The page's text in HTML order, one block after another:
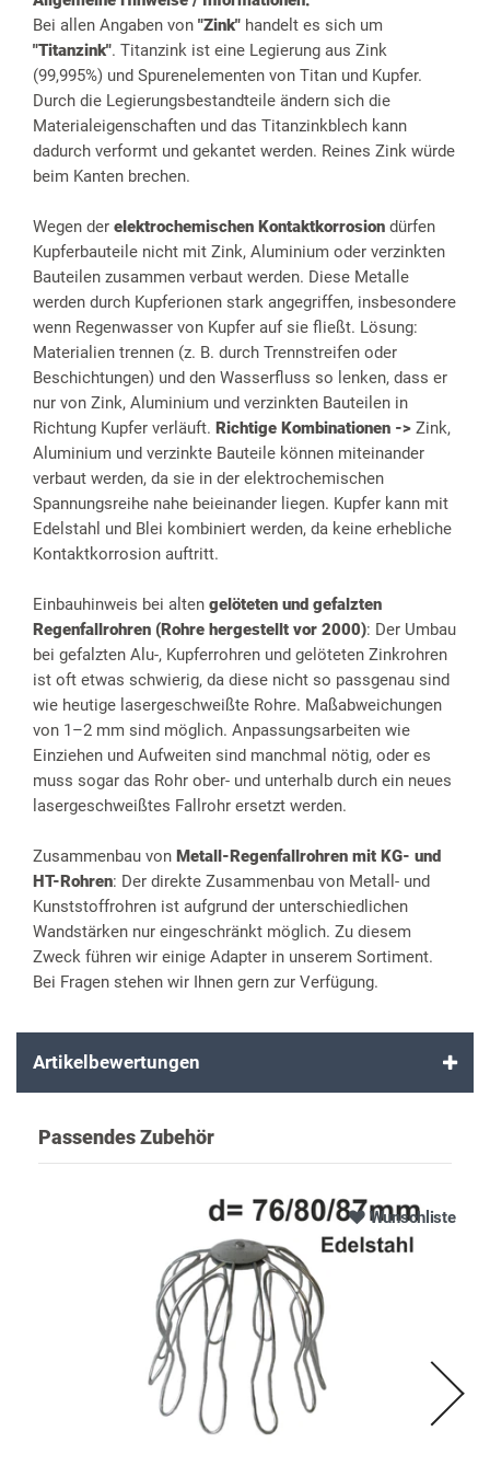
Bei allen Angaben von "Zink" handelt es sich um
"Titanzink". Titanzink ist eine Legierung aus Zink
(99,995%) und Spurenelementen von Titan und Kupfer.
Durch die Legierungsbestandteile ändern sich die
Materialeigenschaften und das Titanzinkblech kann
dadurch verformt und gekantet werden. Reines Zink würde
beim Kanten brechen.
Wegen der elektrochemischen Kontaktkorrosion dürfen
Kupferbauteile nicht mit Zink, Aluminium oder verzinkten
Bauteilen zusammen verbaut werden. Diese Metalle
werden durch Kupferionen stark angegriffen, insbesondere
wenn Regenwasser von Kupfer auf sie fließt. Lösung:
Materialien trennen (z. B. durch Trennstreifen oder
Beschichtungen) und den Wasserfluss so lenken, dass er
nur von Zink, Aluminium und verzinkten Bauteilen in
Richtung Kupfer verläuft. Richtige Kombinationen -> Zink,
Aluminium und verzinkte Bauteile können miteinander
verbaut werden, da sie in der elektrochemischen
Spannungsreihe nahe beieinander liegen. Kupfer kann mit
Edelstahl und Blei kombiniert werden, da keine erhebliche
Kontaktkorrosion auftritt.
Einbauhinweis bei alten gelöteten und gefalzten
Regenfallrohren (Rohre hergestellt vor 2000): Der Umbau
bei gefalzten Alu-, Kupferrohren und gelöteten Zinkrohren
ist oft etwas schwierig, da diese nicht so passgenau sind
wie heutige lasergeschweißte Rohre. Maßabweichungen
von 1–2 mm sind möglich. Anpassungsarbeiten wie
Einziehen und Aufweiten sind manchmal nötig, oder es
muss sogar das Rohr ober- und unterhalb durch ein neues
lasergeschweißtes Fallrohr ersetzt werden.
Zusammenbau von Metall-Regenfallrohren mit KG- und
HT-Rohren: Der direkte Zusammenbau von Metall- und
Kunststoffrohren ist aufgrund der unterschiedlichen
Wandstärken nur eingeschränkt möglich. Zu diesem
Zweck führen wir einige Adapter in unserem Sortiment.
Bei Fragen stehen wir Ihnen gern zur Verfügung.
Artikelbewertungen
Passendes Zubehör
Wunschliste